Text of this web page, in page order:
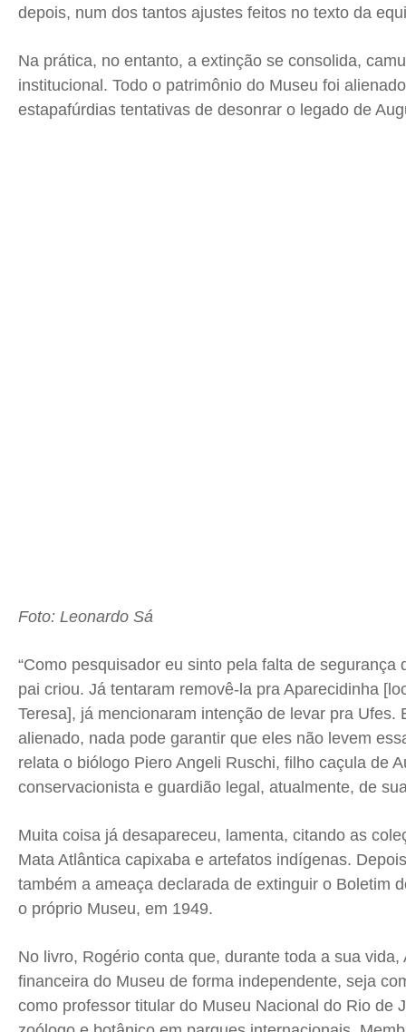
depois, num dos tantos ajustes feitos no texto da
Na prática, no entanto, a extinção se consolida,
institucional. Todo o patrimônio do Museu foi
estapafúrdias tentativas de desonrar o legado de
Foto: Leonardo Sá
“Como pesquisador eu sinto pela falta de
pai criou. Já tentaram removê-la pra Aparecidinha
Teresa], já mencionaram intenção de levar pra Ufes.
alienado, nada pode garantir que eles não levem
relata o biólogo Piero Angeli Ruschi, filho caçula de
conservacionista e guardião legal, atualmente, de
Muita coisa já desapareceu, lamenta, citando as
Mata Atlântica capixaba e artefatos indígenas.
também a ameaça declarada de extinguir o Boletim
o próprio Museu, em 1949.
No livro, Rogério conta que, durante toda a sua
financeira do Museu de forma independente, seja
como professor titular do Museu Nacional do Rio de